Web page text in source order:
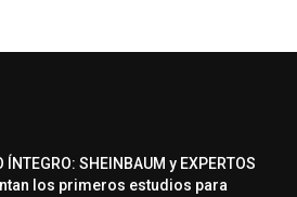
ÍNTEGRO: SHEINBAUM y EXPERTOS
los primeros estudios para